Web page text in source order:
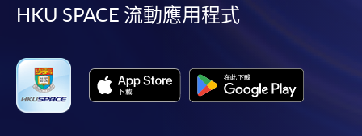
facebook
youtube
linkedin
HKU SPACE 流動應用程式